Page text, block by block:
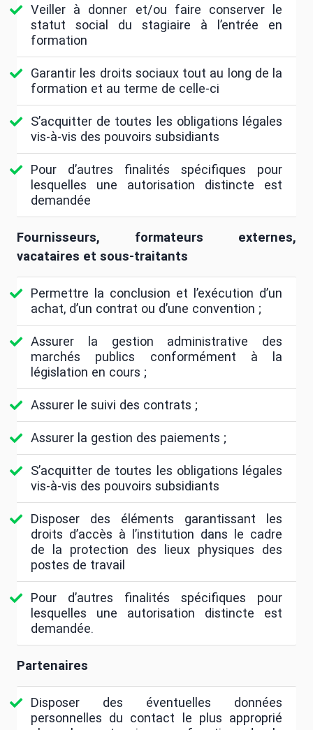
Veiller à donner et/ou faire conserver le
statut social du stagiaire à l’entrée en
formation
Garantir les droits sociaux tout au long de la
formation et au terme de celle-ci
S’acquitter de toutes les obligations légales
vis-à-vis des pouvoirs subsidiants
Pour d’autres finalités spécifiques pour
lesquelles une autorisation distincte est
demandée
Fournisseurs, formateurs externes,
vacataires et sous-traitants
Permettre la conclusion et l’exécution d’un
achat, d’un contrat ou d’une convention ;
Assurer la gestion administrative des
marchés publics conformément à la
législation en cours ;
Assurer le suivi des contrats ;
Assurer la gestion des paiements ;
S’acquitter de toutes les obligations légales
vis-à-vis des pouvoirs subsidiants
Disposer des éléments garantissant les
droits d’accès à l’institution dans le cadre
de la protection des lieux physiques des
postes de travail
Pour d’autres finalités spécifiques pour
lesquelles une autorisation distincte est
demandée.
Partenaires
Disposer des éventuelles données
personnelles du contact le plus approprié